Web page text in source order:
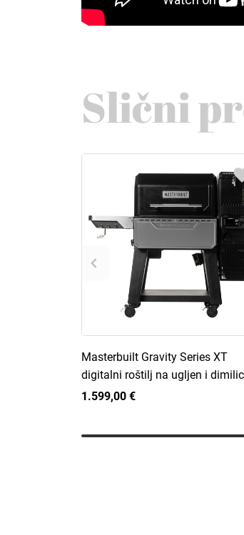
Slični
Masterbuilt Gravity Series XT
digitalni roštilj na ugljen i
1.599,00 €